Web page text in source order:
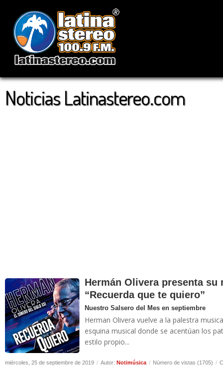
Noticias Latinastereo.com
Hermán Olivera presenta
“Recuerda que te quiero”
Nuestro Salsero del Mes en septiembre
Herman Olivera vuelve a la palestra
esquina musical donde se acentúan los
estilo propio...
miércoles, 25 de septiembre de 2019 / Autor: Notimúsica / Número de vistas (1705) /